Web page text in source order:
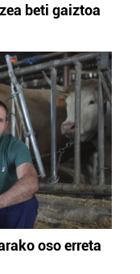
beti gaiztoa
oso erreta